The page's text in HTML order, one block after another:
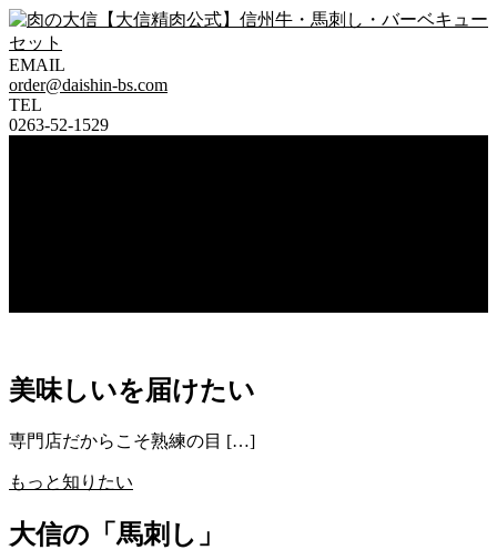
肉の大信【大信精肉公式】信
塩尻市広丘のお肉屋さん-専門店の味を是非！贈答用りんご和
牛・信州牛も
EMAIL
order@daishin-bs.com
TEL
0263-52-1529
美味しいを届けたい
専門店だからこそ熟練の目 […]
もっと知りたい
大信の「馬刺し」